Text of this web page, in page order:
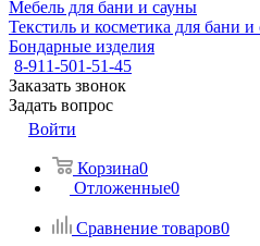
Мебель для бани и сауны
Текстиль и косметика для бани и
Бондарные изделия
8-911-501-51-45
Заказать звонок
Задать вопрос
Войти
Корзина0
Отложенные0
Сравнение товаров0